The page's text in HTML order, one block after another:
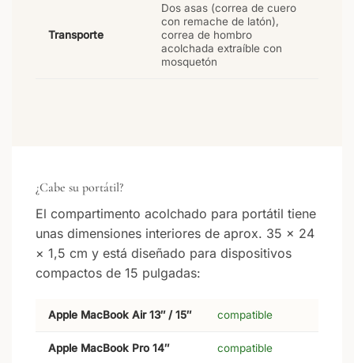
Transporte
Dos asas (correa de cuero
con remache de latón),
correa de hombro
acolchada extraíble con
mosquetón
¿Cabe su portátil?
El compartimento acolchado para portátil tiene
unas dimensiones interiores de aprox. 35 × 24
× 1,5 cm y está diseñado para dispositivos
compactos de 15 pulgadas:
Apple MacBook Air 13″ / 15″ compatible
Apple MacBook Pro 14″ compatible